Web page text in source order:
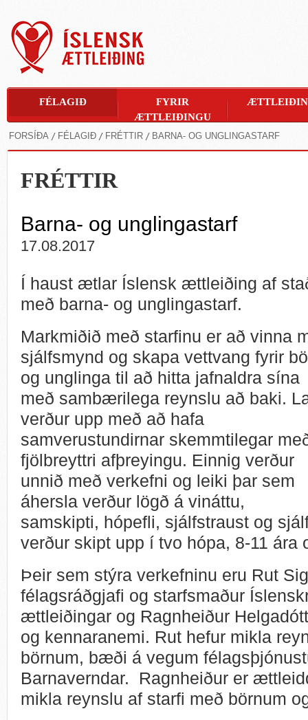
FORSÍÐA FÉLAGIÐ FRÉTTIR BARNA- OG UNGLINGASTARF
FRÉTTIR
Barna- og unglingastarf
17.08.2017
Í haust ætlar Íslensk ættleiðing af
með barna- og unglingastarf.
Markmiðið með starfinu er að vinna
sjálfsmynd og skapa vettvang fyrir
og unglinga til að hitta jafnaldra sína
með sambærilega reynslu að baki.
verður upp með að hafa
samverustundirnar skemmtilegar
fjölbreyttri afþreyingu. Einnig verður
unnið með verkefni og leiki þar sem
áhersla verður lögð á vináttu,
samskipti, hópefli, sjálfstraust og
verður skipt upp í tvo hópa, 8-11
Þeir sem stýra verkefninu eru Rut
félagsráðgjafi og starfsmaður
ættleiðingar og Ragnheiður
og kennaranemi. Rut hefur mikla
börnum, bæði á vegum
Barnaverndar. Ragnheiður er
mikla reynslu af starfi með börnum
FÉLAGIÐ
FYRIR
ÆTTLEIÐINGU